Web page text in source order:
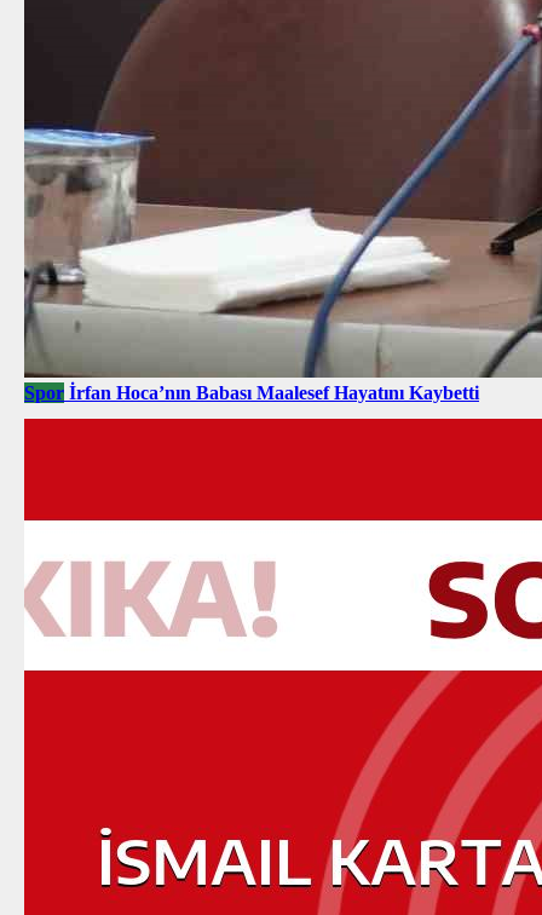
Spor İrfan Hoca’nın Babası Maalesef Hayatını Kaybetti